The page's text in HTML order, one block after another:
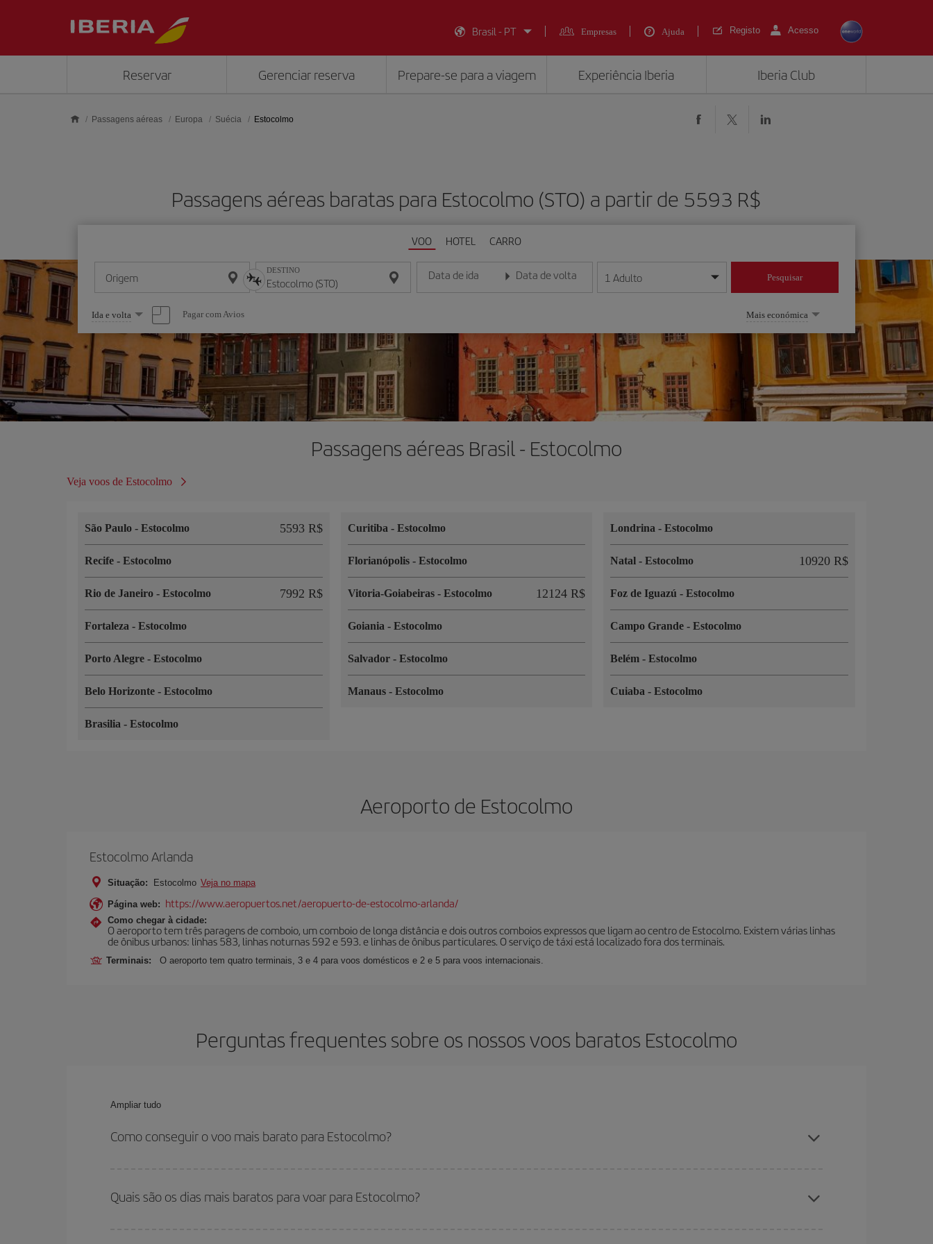
Brasil - PT
Empresas Ajuda Registo Acesso
Reservar Gerenciar reserva Prepare-se para a viagem Experiência Iberia Iberia Club
Passagens aéreas Europa Suécia Estocolmo
Passagens aéreas baratas para Estocolmo (STO) a partir de 5593 R$
VOO HOTEL CARRO
Origem DESTINO Data de ida
Insira a data no formato dia/mês/ano
Data de volta
Insira a data no formato dia/mês/ano
1 Adulto Pesquisar
Selecione
uma
opção
Ida e volta Pagar com Avios Mais económica
Passagens aéreas Brasil - Estocolmo
Veja voos de Estocolmo
São Paulo - Estocolmo 5593 R$
Recife - Estocolmo
Rio de Janeiro - Estocolmo 7992 R$
Fortaleza - Estocolmo
Porto Alegre - Estocolmo
Belo Horizonte - Estocolmo
Brasilia - Estocolmo
Curitiba - Estocolmo
Florianópolis - Estocolmo
Vitoria-Goiabeiras - Estocolmo 12124 R$
Goiania - Estocolmo
Salvador - Estocolmo
Manaus - Estocolmo
Londrina-Estocolmo
Natal-Estocolmo 10920 R$
Foz de Iguazú-Estocolmo
Campo Grande-Estocolmo
Belém-Estocolmo
Cuiaba-Estocolmo
Aeroporto de Estocolmo
Estocolmo Arlanda
Situação: Estocolmo Veja no mapa
Página web: https://www.aeropuertos.net/aeropuerto-de-estocolmo-arlanda/
Como chegar à cidade:
O aeroporto tem três paragens de comboio, um comboio de longa distância e dois outros comboios expressos que ligam ao centro de Estocolmo. Existem várias linhas
de ônibus urbanos: linhas 583, linhas noturnas 592 e 593. e linhas de ônibus particulares. O serviço de táxi está localizado fora dos terminais.
Terminais: O aeroporto tem quatro terminais, 3 e 4 para voos domésticos e 2 e 5 para voos internacionais.
Perguntas frequentes sobre os nossos voos baratos Estocolmo
Ampliar tudo
Como conseguir o voo mais barato para Estocolmo?
horários de sua ida e volta. Além disso, se você ainda não escolheu um destino específico para sua viagem, dê uma olhada em nossas ofertas e deixe-se inspirar: com certeza
você encontrará o voo mais barato.
Quais são os dias mais baratos para voar para Estocolmo?